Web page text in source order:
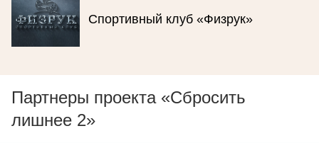
Спортивный клуб «Физрук»
Партнеры проекта «Сбросить
лишнее 2»